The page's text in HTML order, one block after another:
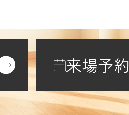
来場予約